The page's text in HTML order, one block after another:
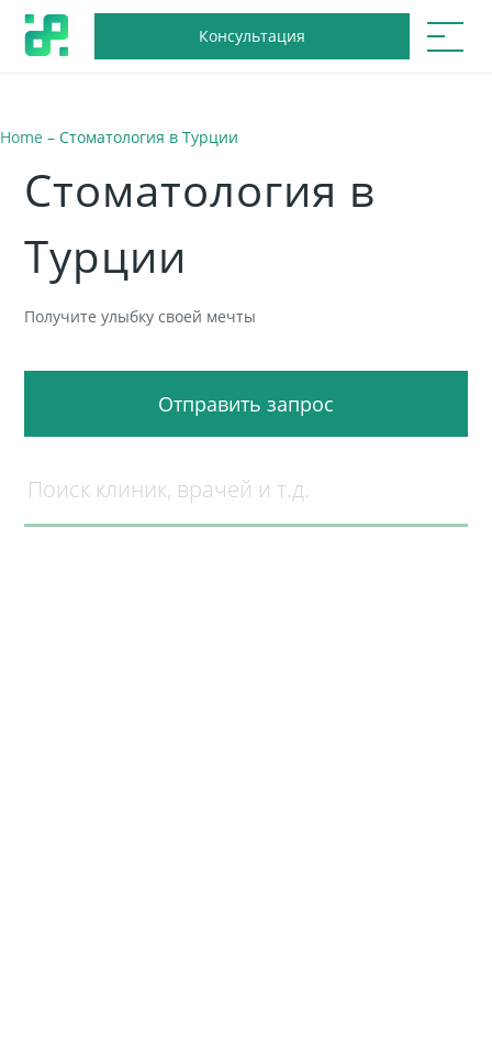
Консультация
Home – Стоматология в Турции
Стоматология в
Турции
Получите улыбку своей мечты
Отправить запрос